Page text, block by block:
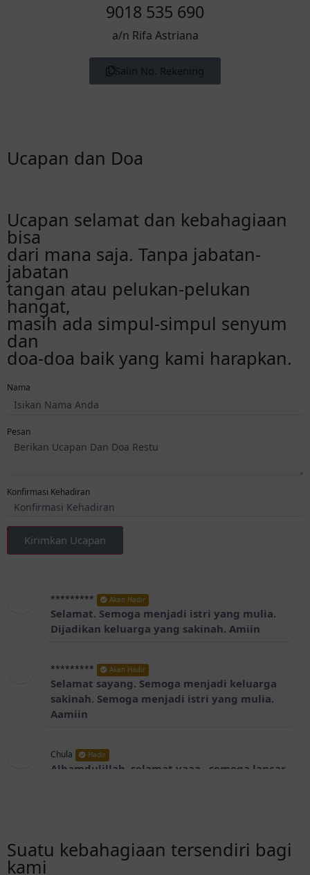
9018 535 690
a/n Rifa Astriana
Salin No. Rekening
Ucapan dan Doa
Ucapan selamat dan kebahagiaan
bisa
dari mana saja. Tanpa jabatan-
jabatan
tangan atau pelukan-pelukan
hangat,
masih ada simpul-simpul senyum
dan
doa-doa baik yang kami harapkan.
Nama
Pesan
Konfirmasi Kehadiran
Kirimkan Ucapan
********* Akan Hadir
Selamat. Semoga menjadi istri yang mulia.
Dijadikan keluarga yang sakinah. Amiin
********* Akan Hadir
Selamat sayang. Semoga menjadi keluarga
sakinah. Semoga menjadi istri yang mulia.
Aamiin
Chula Hadir
Alhamdulillah, selamat yaaa,, semoga lancar
menjadi keluarga yg samawa.Aamiin...
Suatu kebahagiaan tersendiri bagi
kami